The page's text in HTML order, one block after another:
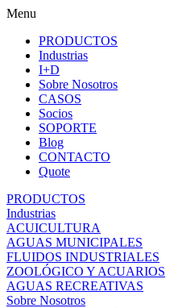
Menu
PRODUCTOS
Industrias
I+D
Sobre Nosotros
CASOS
Socios
SOPORTE
Blog
CONTACTO
Quote
PRODUCTOS
Industrias
ACUICULTURA
AGUAS MUNICIPALES
FLUIDOS INDUSTRIALES
ZOOLÓGICO Y ACUARIOS
AGUAS RECREATIVAS
Sobre Nosotros